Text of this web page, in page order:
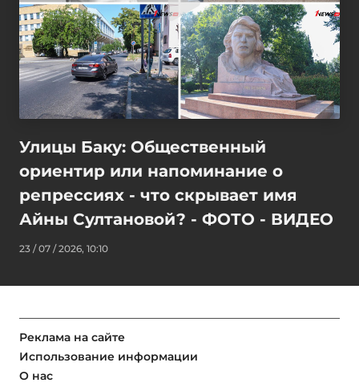
Улицы Баку: Общественный
ориентир или напоминание о
репрессиях - что скрывает имя
Айны Султановой? - ФОТО - ВИДЕО
23 / 07 / 2026, 10:10
Реклама на сайте
Использование информации
О нас